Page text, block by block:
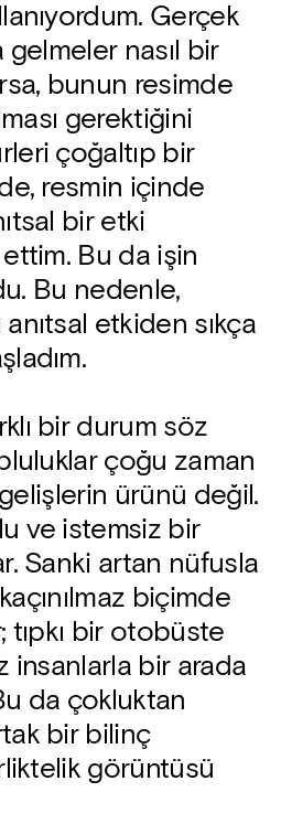
Gerçek
nasıl bir
bunun resimde
gerektiğini
çoğaltıp bir
resmin içinde
bir etki
Bu da işin
Bu nedenle,
etkiden sıkça
bir durum söz
çoğu zaman
ürünü değil.
ve istemsiz bir
Sanki artan nüfusla
biçimde
tıpkı bir otobüste
insanlarla bir arada
da çokluktan
bir bilinç
görüntüsü